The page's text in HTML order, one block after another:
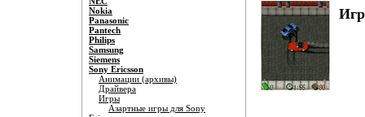
Nokia
Panasonic
Pantech
Philips
Samsung
Siemens
Sony Ericsson
Анимации (архивы)
Драйвера
Игры
Азартные игры для Sony